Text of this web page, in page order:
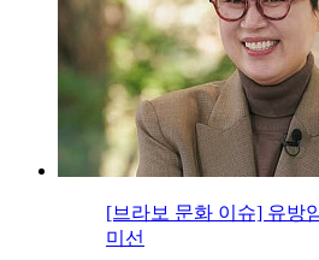
[브라보 문화 이슈] 유방
미선